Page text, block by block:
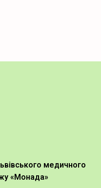
медичного
«Монада»